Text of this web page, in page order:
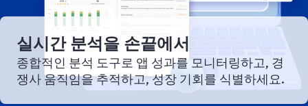
실시간 분석을 손끝에서
종합적인 분석 도구로 앱 성과를 모니터링하고, 경
쟁사 움직임을 추적하고, 성장 기회를 식별하세요.